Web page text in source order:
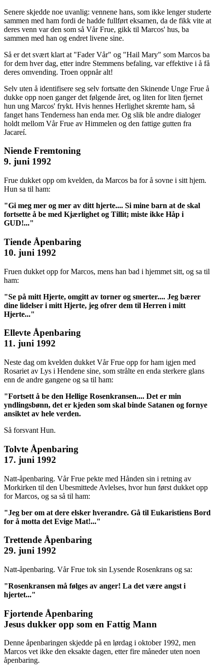
Senere skjedde noe uvanlig: vennene hans, som ikke lenger studerte
sammen med ham fordi de hadde fullført eksamen, da de fikk vite at
deres venn var den som så Vår Frue, gikk til Marcos' hus, ba
sammen med han og endret livene sine.
Så er det svært klart at "Fader Vår" og "Hail Mary" som Marcos ba
for dem hver dag, etter indre Stemmens befaling, var effektive i å få
deres omvending. Troen oppnår alt!
Selv uten å identifisere seg selv fortsatte den Skinende Unge Frue å
dukke opp noen ganger det følgende året, og liten for liten fjernet
hun ung Marcos' frykt. Hvis hennes Herlighet skremte ham, så
fanget hans Tenderness han enda mer. Og slik ble andre dialoger
holdt mellom Vår Frue av Himmelen og den fattige gutten fra
Jacareí.
Niende Fremtoning
9. juni 1992
Frue dukket opp om kvelden, da Marcos ba for å sovne i sitt hjem.
Hun sa til ham:
"Gi meg mer og mer av ditt hjerte.... Si mine barn at de skal
fortsette å be med Kjærlighet og Tillit; miste ikke Håp i
GUD!..."
Tiende Åpenbaring
10. juni 1992
Fruen dukket opp for Marcos, mens han bad i hjemmet sitt, og sa til
ham:
"Se på mitt Hjerte, omgitt av torner og smerter.... Jeg bærer
dine lidelser i mitt Hjerte, jeg ofrer dem til Herren i mitt
Hjerte..."
Ellevte Åpenbaring
11. juni 1992
Neste dag om kvelden dukket Vår Frue opp for ham igjen med
Rosariet av Lys i Hendene sine, som strålte en enda sterkere glans
enn de andre gangene og sa til ham:
"Fortsett å be den Hellige Rosenkransen.... Det er min
yndlingsbønn, det er kjeden som skal binde Satanen og fornye
ansiktet av hele verden.
Så forsvant Hun.
Tolvte Åpenbaring
17. juni 1992
Natt-åpenbaring. Vår Frue pekte med Hånden sin i retning av
Morkirken til den Ubesmittede Avlelses, hvor hun først dukket opp
for Marcos, og sa så til ham:
"Jeg ber om at dere elsker hverandre. Gå til Eukaristiens Bord
for å motta det Evige Mat!..."
Trettende Åpenbaring
29. juni 1992
Natt-åpenbaring. Vår Frue tok sin Lysende Rosenkrans og sa:
"Rosenkransen må følges av anger! La det være angst i
hjertet..."
Fjortende Åpenbaring
Jesus dukker opp som en Fattig Mann
Denne åpenbaringen skjedde på en lørdag i oktober 1992, men
Marcos vet ikke den eksakte dagen, etter fire måneder uten noen
åpenbaring.